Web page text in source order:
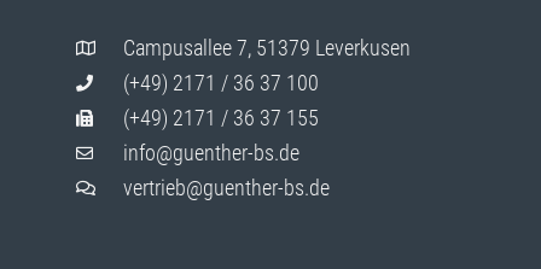
Campusallee 7, 51379 Leverkusen
(+49) 2171 / 36 37 100
(+49) 2171 / 36 37 155
info@guenther-bs.de
vertrieb@guenther-bs.de